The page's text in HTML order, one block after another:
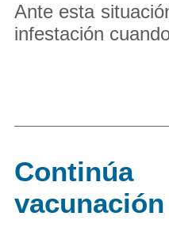
Ante esta
infestación